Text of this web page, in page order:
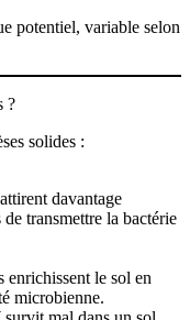
potentiel, variable selon
?
solides :
davantage
transmettre la bactérie
enrichissent le sol en
microbienne.